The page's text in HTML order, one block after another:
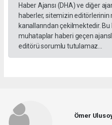
Haber Ajansı (DHA) ve diğer
haberler, sitemizin
kanallarından çekilmektedir.
muhataplar haberi geçen
editörü sorumlu tutulamaz...
Ömer